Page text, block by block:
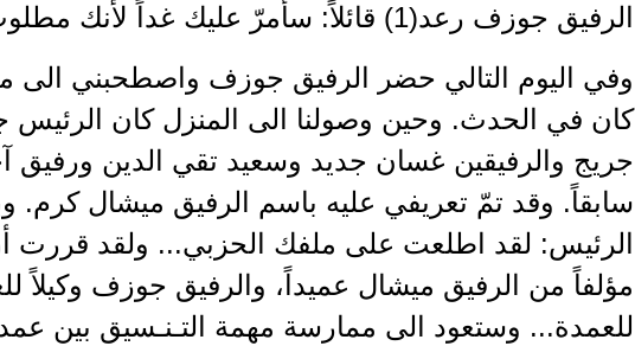
الرفيق جوزف رعد(1) قائلاً: سأمرّ عليك غداً لأنك مطلوب لمقابلة الرئيس.
وفي اليوم التالي حضر الرفيق جوزف واصطحبني الى
كان في الحدث. وحين وصولنا الى المنزل كان الرئيس
جريج والرفيقين غسان جديد وسعيد تقي الدين ورفيق
سابقاً. وقد تمّ تعريفي عليه باسم الرفيق ميشال كرم.
الرئيس: لقد اطلعت على ملفك الحزبي... ولقد قررت
مؤلفاً من الرفيق ميشال عميداً، والرفيق جوزف وكيلاً
للعمدة... وستعود الى ممارسة مهمة التـنـسيق بين